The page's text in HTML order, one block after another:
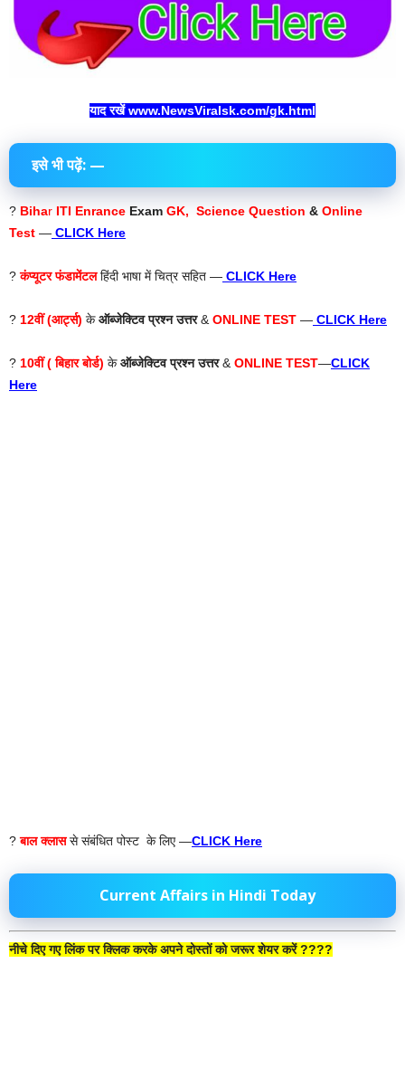
याद रखें www.NewsViralsk.com/gk.html
इसे भी पढ़ें: —
? Bihar ITI Enrance Exam GK, Science Question & Online
Test — CLICK Here
?कंप्यूटर फंडामेंटलहिंदी भाषा में चित्र सहित — CLICK Here
? 12वीं (आर्ट्स) केऑब्जेक्टिव प्रश्न उत्तर& ONLINE TEST — CLICK Here
? 10वीं ( बिहार बोर्ड) केऑब्जेक्टिव प्रश्न उत्तर& ONLINE TEST—CLICK
Here
?बाल क्लाससे संबंधित पोस्ट के लिए —CLICK Here
Current Affairs in Hindi Today
नीचे दिए गए लिंक पर क्लिक करके अपने दोस्तों को जरूर शेयर करें ????